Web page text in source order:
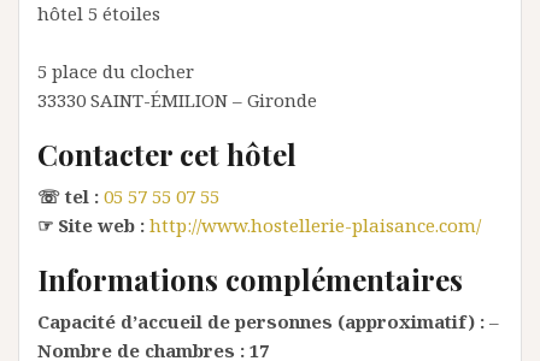
hôtel 5 étoiles
5 place du clocher
33330 SAINT-ÉMILION – Gironde
Contacter cet hôtel
☏ tel : 05 57 55 07 55
☞ Site web : http://www.hostellerie-plaisance.com/
Informations complémentaires
Capacité d’accueil de personnes (approximatif) : –
Nombre de chambres : 17